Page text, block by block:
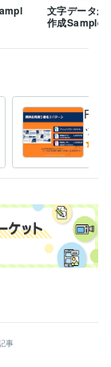
文字データか
作成Sample
PPT
ッシ
少
事